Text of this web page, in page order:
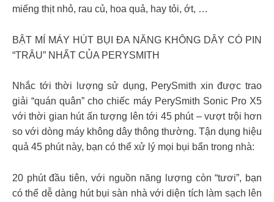
miếng thịt nhỏ, rau củ, hoa quả, hay tỏi, ớt, …
BẬT MÍ MÁY HÚT BỤI ĐA NĂNG KHÔNG DÂY CÓ PIN
“TRÂU” NHẤT CỦA PERYSMITH
Nhắc tới thời lượng sử dụng, PerySmith xin được trao
giải “quán quân” cho chiếc máy PerySmith Sonic Pro X5
với thời gian hút ấn tượng lên tới 45 phút – vượt trội hơn
so với dòng máy không dây thông thường. Tận dụng hiệu
quả 45 phút này, bạn có thể xử lý mọi bụi bẩn trong nhà:
20 phút đầu tiên, với nguồn năng lượng còn “tươi”, bạn
có thể dễ dàng hút bụi sàn nhà với diện tích làm sạch lên